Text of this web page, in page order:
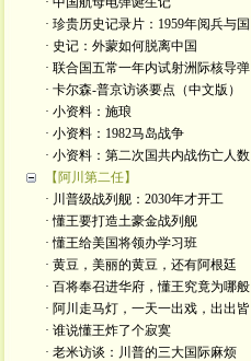
· 珍贵历史记录片：1959年阅兵与国
· 史记：外蒙如何脱离中国
· 联合国五常一年内试射洲际核导弹
· 卡尔森-普京访谈要点（中文版）
· 小资料：施琅
· 小资料：1982马岛战争
· 小资料：第二次国共内战伤亡人数
【阿川第二任】
· 川普级战列舰：2030年才开工
· 懂王要打造土豪金战列舰
· 懂王给美国将领办学习班
· 黄豆，美丽的黄豆，还有阿根廷
· 百将奉召进华府，懂王究竟为哪般
· 阿川走马灯，一天一出戏，出出皆
· 谁说懂王炸了个寂寞
· 老米访谈：川普的三大国际麻烦